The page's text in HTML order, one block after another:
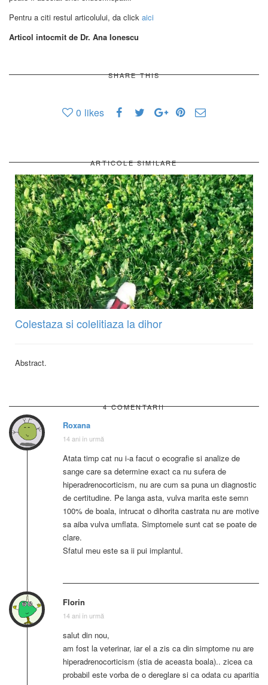
Pentru a citi restul articolului, da click aici
Articol intocmit de Dr. Ana Ionescu
SHARE THIS
0 likes
ARTICOLE SIMILARE
Colestaza si colelitiaza la dihor
Abstract.
4 COMENTARII
Roxana
14 ani în urmă
Atata timp cat nu i-a facut o ecografie si analize de
sange care sa determine exact ca nu sufera de
hiperadrenocorticism, nu are cum sa puna un diagnostic
de certitudine. Pe langa asta, vulva marita este semn
100% de boala, intrucat o dihorita castrata nu are motive
sa aiba vulva umflata. Simptomele sunt cat se poate de
clare.
Sfatul meu este sa ii pui implantul.
Florin
14 ani în urmă
salut din nou,
am fost la veterinar, iar el a zis ca din simptome nu are
hiperadrenocorticism (stia de aceasta boala).. zicea ca
probabil este vorba de o dereglare si ca odata cu aparitia